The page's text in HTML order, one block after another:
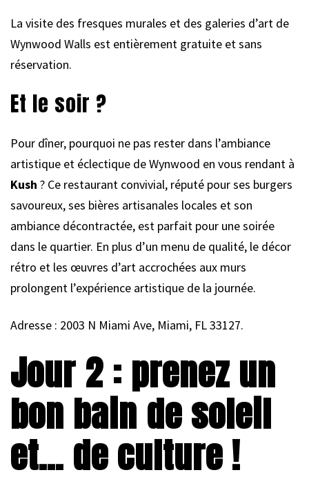
La visite des fresques murales et des galeries d’art de
Wynwood Walls est entièrement gratuite et sans
réservation.
Et le soir ?
Pour dîner, pourquoi ne pas rester dans l’ambiance
artistique et éclectique de Wynwood en vous rendant à
Kush ? Ce restaurant convivial, réputé pour ses burgers
savoureux, ses bières artisanales locales et son
ambiance décontractée, est parfait pour une soirée
dans le quartier. En plus d’un menu de qualité, le décor
rétro et les œuvres d’art accrochées aux murs
prolongent l’expérience artistique de la journée.
Adresse : 2003 N Miami Ave, Miami, FL 33127.
Jour 2 : prenez un
bon bain de soleil
et… de culture !